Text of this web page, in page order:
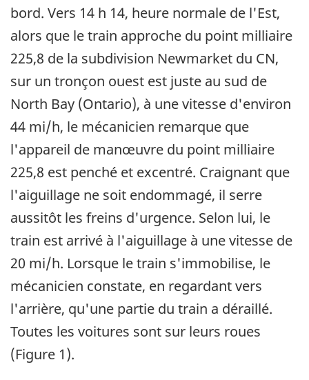
bord. Vers 14 h 14, heure normale de l'Est,
alors que le train approche du point milliaire
225,8 de la subdivision Newmarket du CN,
sur un tronçon ouest est juste au sud de
North Bay (Ontario), à une vitesse d'environ
44 mi/h, le mécanicien remarque que
l'appareil de manœuvre du point milliaire
225,8 est penché et excentré. Craignant que
l'aiguillage ne soit endommagé, il serre
aussitôt les freins d'urgence. Selon lui, le
train est arrivé à l'aiguillage à une vitesse de
20 mi/h. Lorsque le train s'immobilise, le
mécanicien constate, en regardant vers
l'arrière, qu'une partie du train a déraillé.
Toutes les voitures sont sur leurs roues
(Figure 1).